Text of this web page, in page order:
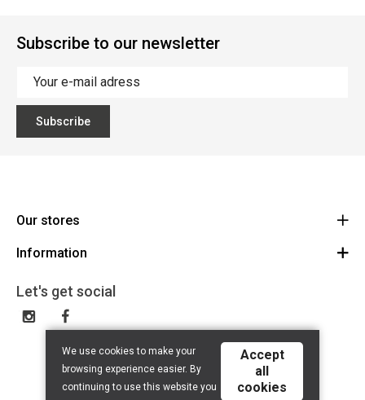
Subscribe to our newsletter
Subscribe
Our stores
Cycles Arnold Kontz Gare / Bonnevoie
+352 40 96 74 214 / +352 40 96 74 215
LU 24502609
Information
General conditions
Disclaimer
Let's get social
We use cookies to make your
browsing experience easier. By
continuing to use this website you
Accept
all
cookies